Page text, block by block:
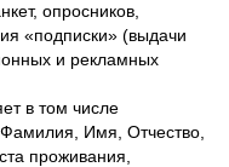
опросников,
«подписки» (выдачи
и рекламных
в том числе
Имя, Отчество,
проживания,